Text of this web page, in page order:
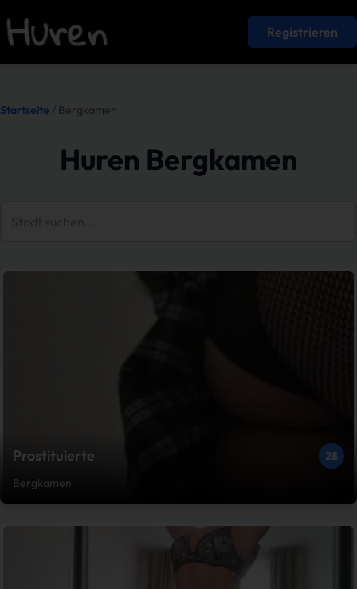
Registrieren
Startseite / Bergkamen
Huren Bergkamen
Prostituierte
28
Bergkamen